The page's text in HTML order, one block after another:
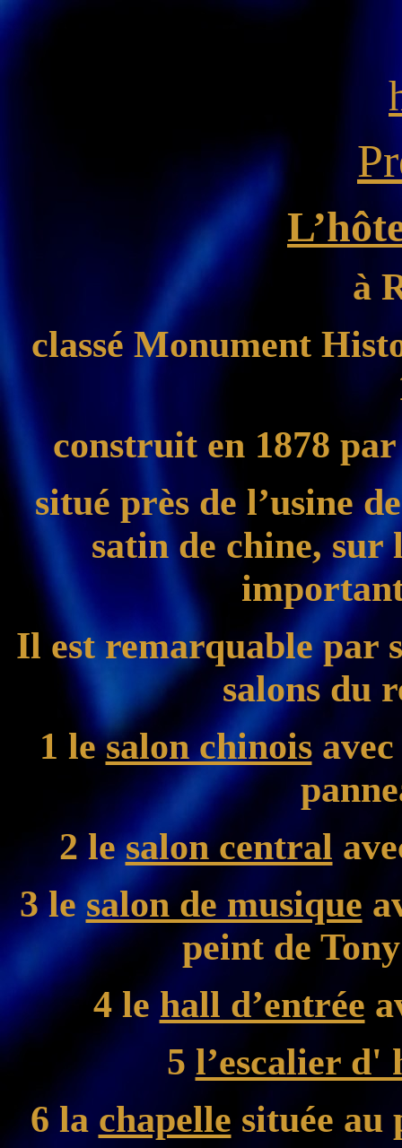
à
classé Monument
construit en 1878
situé près de l’usine
satin de chine, sur
Il est remarquable par
salons du
1 lesalon chinois
2 lesalon central
3 le salon de musique
peint de
4 le hall d’entrée
5 l’escalier d'
6 la chapelle située au